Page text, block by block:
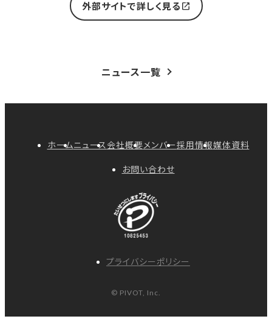
外部サイトで詳しく見る open_in_new
ニュース一覧
ホームニュース 会社概要メンバー採用情報媒体資料
お問い合わせ
プライバシーポリシー
© PIVOT, Inc.